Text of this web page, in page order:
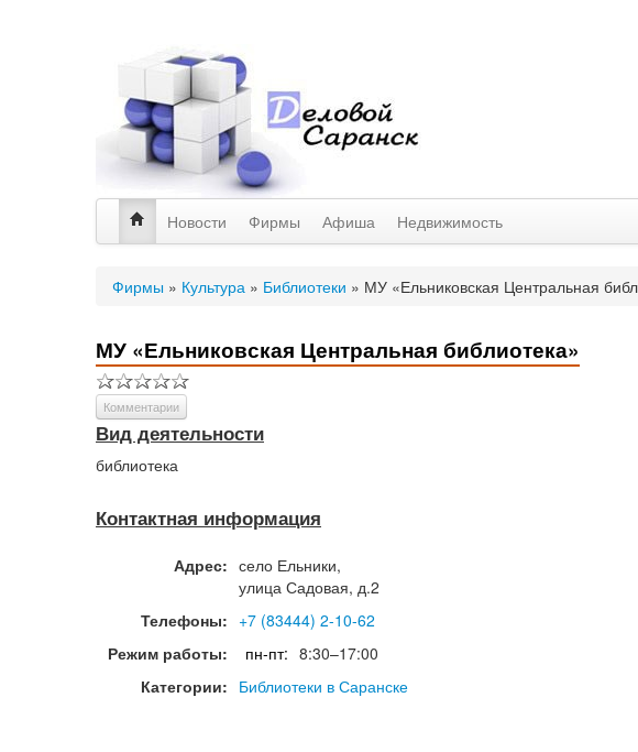
Новости Фирмы Афиша Недвижимость
Фирмы » Культура » Библиотеки » МУ «Ельниковская Центральная
МУ «Ельниковская Центральная библиотека»
Комментарии
Вид деятельности
библиотека
Контактная информация
Адрес: село Ельники,
улица Садовая, д.2
Телефоны: +7 (83444) 2-10-62
Режим работы:
пн-пт: 8:30–17:00
Категории: Библиотеки в Саранске